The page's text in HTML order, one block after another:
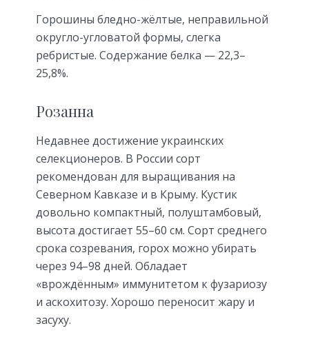
Горошины бледно-жёлтые, неправильной
округло-угловатой формы, слегка
ребристые. Содержание белка — 22,3–
25,8%.
Розанна
Недавнее достижение украинских
селекционеров. В России сорт
рекомендован для выращивания на
Северном Кавказе и в Крыму. Кустик
довольно компактный, полуштамбовый,
высота достигает 55–60 см. Сорт среднего
срока созревания, горох можно убирать
через 94–98 дней. Обладает
«врождённым» иммунитетом к фузариозу
и аскохитозу. Хорошо переносит жару и
засуху.